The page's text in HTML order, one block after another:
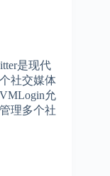
是现代
社交媒体
允
理多个社